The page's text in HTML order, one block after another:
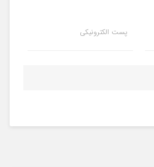
پست الکترونیکی